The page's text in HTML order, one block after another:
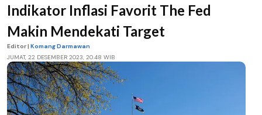
Indikator Inflasi Favorit The Fed
Makin Mendekati Target
Editor | Komang Darmawan
JUMAT, 22 DESEMBER 2023, 20.48 WIB